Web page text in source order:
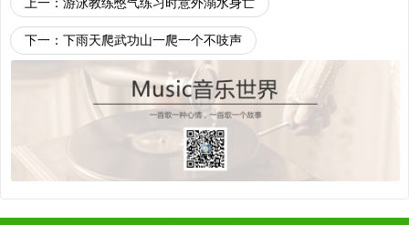
下一： 下雨天爬武功山一爬一个不吱声